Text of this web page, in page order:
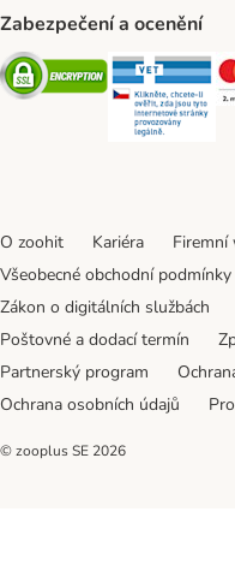
Zabezpečení a ocenění
Security
O zoohit Kariéra Firemní
Všeobecné obchodní podmínky
Zákon o digitálních službách
Poštovné a dodací termín
Partnerský program
Ochrana osobních údajů
© zooplus SE 2026